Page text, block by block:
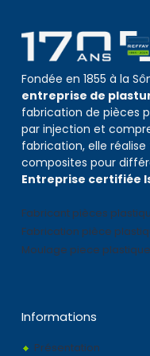
Fondée en 1855 à la
entreprise de
fabrication de pièces
par injection et
fabrication, elle
composites pour
Entreprise certifiée
Fabricant pièces
Fabrication pièce
Moulage piece
Informations
Présentation